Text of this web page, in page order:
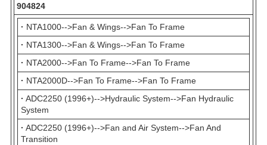
904824
· NTA1000-->Fan & Wings-->Fan To Frame
· NTA1300-->Fan & Wings-->Fan To Frame
· NTA2000-->Fan To Frame-->Fan To Frame
· NTA2000D-->Fan To Frame-->Fan To Frame
· ADC2250 (1996+)-->Hydraulic System-->Fan Hydraulic
System
· ADC2250 (1996+)-->Fan and Air System-->Fan And
Transition